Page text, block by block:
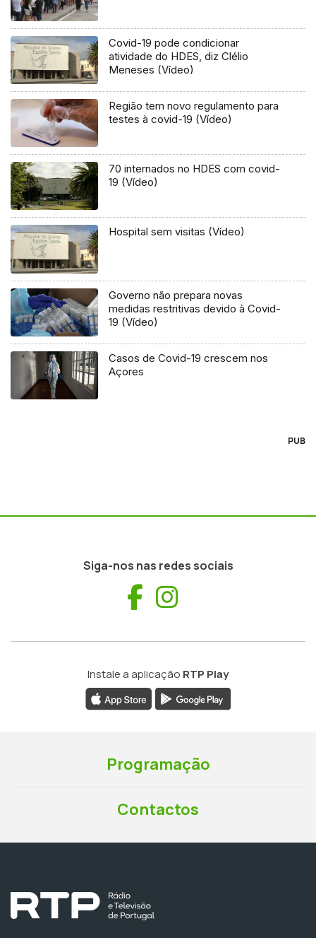
Covid-19 pode condicionar
atividade do HDES, diz Clélio
Meneses (Vídeo)
Região tem novo regulamento para
testes à covid-19 (Vídeo)
70 internados no HDES com covid-
19 (Vídeo)
Hospital sem visitas (Vídeo)
Governo não prepara novas
medidas restritivas devido à Covid-
19 (Vídeo)
Casos de Covid-19 crescem nos
Açores
PUB
Siga-nos nas redes sociais
Facebook
Instale a aplicação RTP Play
Programação
Contactos